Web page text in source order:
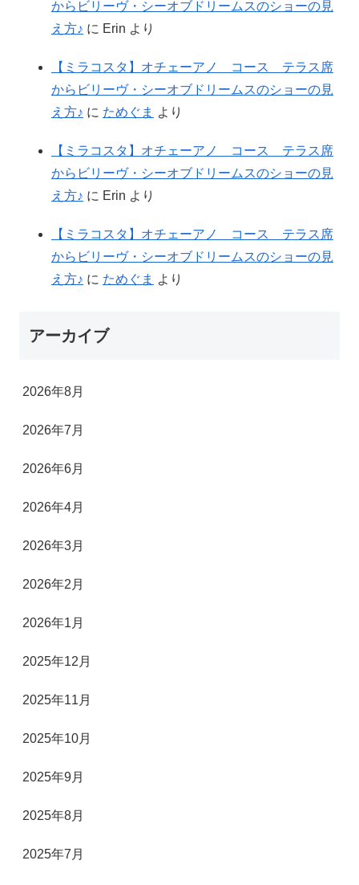
からビリーヴ・シーオブドリームスのショーの見
え方♪ に Erin より
【ミラコスタ】オチェーアノ コース テラス席
からビリーヴ・シーオブドリームスのショーの見
え方♪ に ためぐま より
【ミラコスタ】オチェーアノ コース テラス席
からビリーヴ・シーオブドリームスのショーの見
え方♪ に Erin より
【ミラコスタ】オチェーアノ コース テラス席
からビリーヴ・シーオブドリームスのショーの見
え方♪ に ためぐま より
アーカイブ
2026年8月
2026年7月
2026年6月
2026年4月
2026年3月
2026年2月
2026年1月
2025年12月
2025年11月
2025年10月
2025年9月
2025年8月
2025年7月